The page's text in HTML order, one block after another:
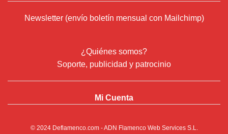
Newsletter (envío boletín mensual con Mailchimp)
¿Quiénes somos?
Soporte, publicidad y patrocinio
Mi Cuenta
© 2024 Deflamenco.com- ADN Flamenco Web Services S.L.